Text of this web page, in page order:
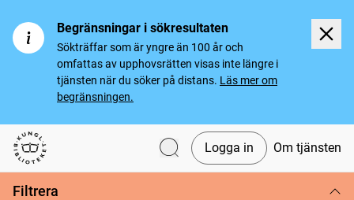
Begränsningar i sökresultaten
Sökträffar som är yngre än 100 år och
omfattas av upphovsrätten visas inte längre i
tjänsten när du söker på distans. Läs mer om
begränsningen.
Svenska tidningar
Logga in Om tjänsten
Filtrera